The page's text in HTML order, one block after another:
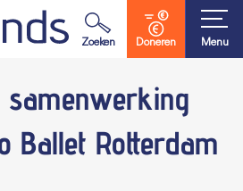
Zoeken Doneren Menu
samenwerking
Ballet Rotterdam